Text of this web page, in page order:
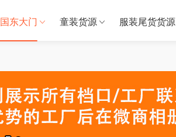
东大门 童装货源 服装尾货货源